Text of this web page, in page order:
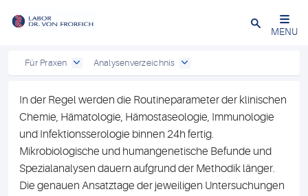
Close
MENU
Für Praxen Analysenverzeichnis
In der Regel werden die Routineparameter der klinischen
Chemie, Hämatologie, Hämostaseologie, Immunologie
und Infektionsserologie binnen 24h fertig.
Mikrobiologische und humangenetische Befunde und
Spezialanalysen dauern aufgrund der Methodik länger.
Die genauen Ansatztage der jeweiligen Untersuchungen